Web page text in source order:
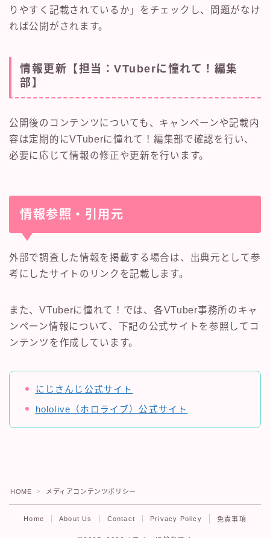
りやすく記載されているか」をチェックし、問題がなけ
れば公開がされます。
情報更新【担当：VTuberに憧れて！編集
部】
公開後のコンテンツについても、キャンペーンや記載内
容は定期的にVTuberに憧れて！編集部で確認を行い、
必要に応じて情報の修正や更新を行います。
情報参照・引用元
外部で調査した情報を掲載する場合は、出典元として参
考にしたサイトのリンクを記載します。
また、VTuberに憧れて！では、各VTuber事務所のキャ
ンペーン情報について、下記の公式サイトを参照してコ
ンテンツを作成しています。
にじさんじ公式サイト
hololive（ホロライブ）公式サイト
HOME ＞ メディアコンテンツポリシー
Home About Us Contact Privacy Policy 免責事項